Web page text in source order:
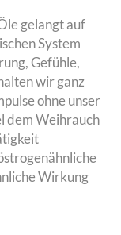
gelangt auf
System
Gefühle,
wir ganz
ohne unser
dem Weihrauch
Wirkung